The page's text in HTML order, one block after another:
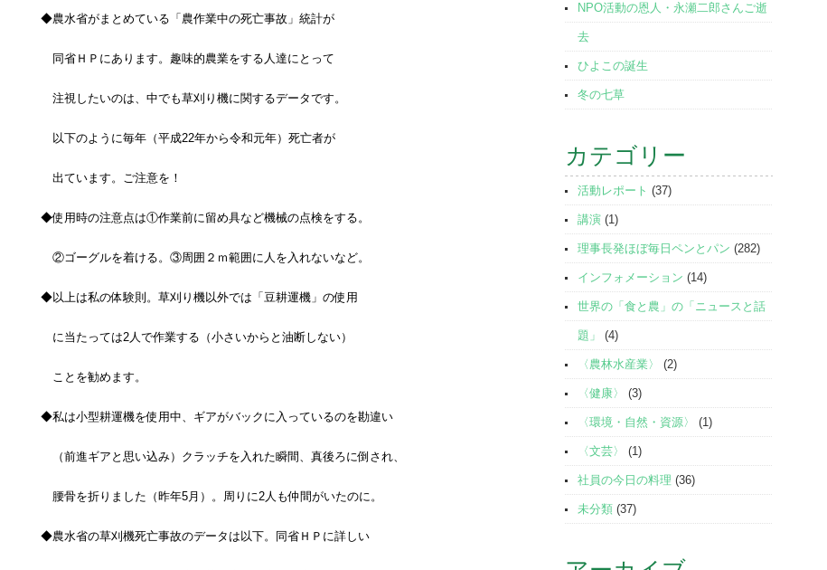
◆農水省がまとめている「農作業中の死亡事故」統計が
同省ＨＰにあります。趣味的農業をする人達にとって
注視したいのは、中でも草刈り機に関するデータです。
以下のように毎年（平成22年から令和元年）死亡者が
出ています。ご注意を！
◆使用時の注意点は①作業前に留め具など機械の点検をする。
②ゴーグルを着ける。③周囲２ｍ範囲に人を入れないなど。
◆以上は私の体験則。草刈り機以外では「豆耕運機」の使用
に当たっては2人で作業する（小さいからと油断しない）
ことを勧めます。
◆私は小型耕運機を使用中、ギアがバックに入っているのを勘違い
（前進ギアと思い込み）クラッチを入れた瞬間、真後ろに倒され、
腰骨を折りました（昨年5月）。周りに2人も仲間がいたのに。
◆農水省の草刈機死亡事故のデータは以下。同省ＨＰに詳しい
NPO活動の恩人・永瀬二郎さんご逝
去
ひよこの誕生
冬の七草
カテゴリー
活動レポート (37)
講演 (1)
理事長発ほぼ毎日ペンとパン (282)
インフォメーション (14)
世界の「食と農」の「ニュースと話
題」 (4)
〈農林水産業〉 (2)
〈健康〉 (3)
〈環境・自然・資源〉 (1)
〈文芸〉 (1)
社員の今日の料理 (36)
未分類 (37)